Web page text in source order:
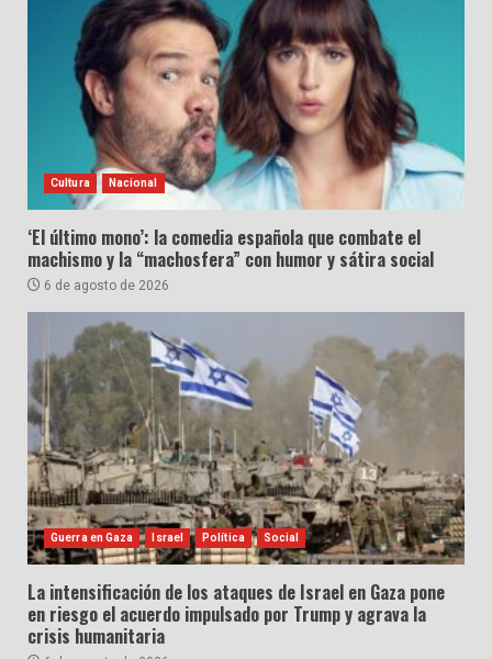
Cultura Nacional
‘El último mono’: la comedia española que combate el
machismo y la “machosfera” con humor y sátira social
6 de agosto de 2026
Guerra en Gaza Israel Política Social
La intensificación de los ataques de Israel en Gaza pone
en riesgo el acuerdo impulsado por Trump y agrava la
crisis humanitaria